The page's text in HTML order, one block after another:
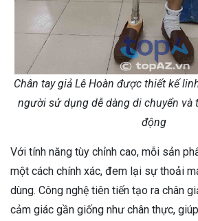
Chân tay giả Lê Hoàn được thiết kế
người sử dụng dễ dàng di chuyển và
động
Với tính năng tùy chỉnh cao, mỗi sản
một cách chính xác, đem lại sự thoải
dùng. Công nghệ tiên tiến tạo ra chân
cảm giác gần giống như chân thực,